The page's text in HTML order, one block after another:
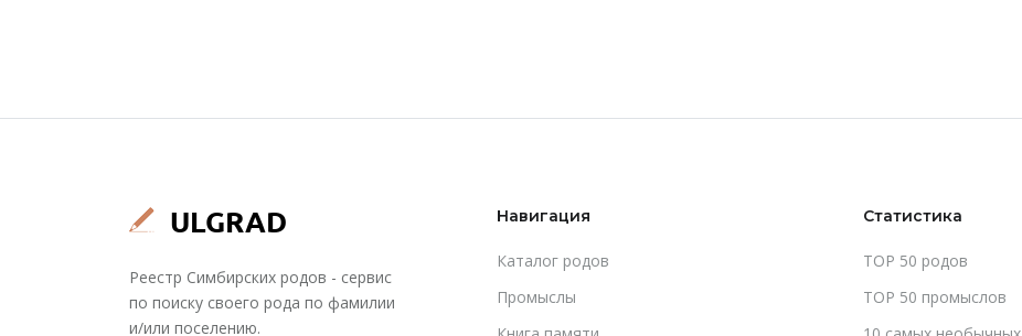
Реестр Симбирских родов - сервис
по поиску своего рода по фамилии
и/или поселению.
Навигация
Каталог родов
Промыслы
Статистика
TOP 50 родов
TOP 50 промыслов